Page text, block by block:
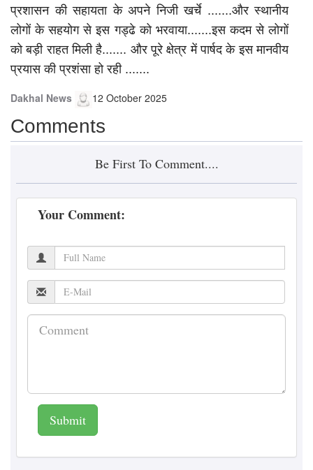
प्रशासन की सहायता के अपने निजी खर्चे .......और स्थानीय
लोगों के सहयोग से इस गड्ढे को भरवाया.......इस कदम से लोगों
को बड़ी राहत मिली है....... और पूरे क्षेत्र में पार्षद के इस मानवीय
प्रयास की प्रशंसा हो रही .......
Dakhal News 12 October 2025
Comments
Be First To Comment....
Your Comment:
Submit